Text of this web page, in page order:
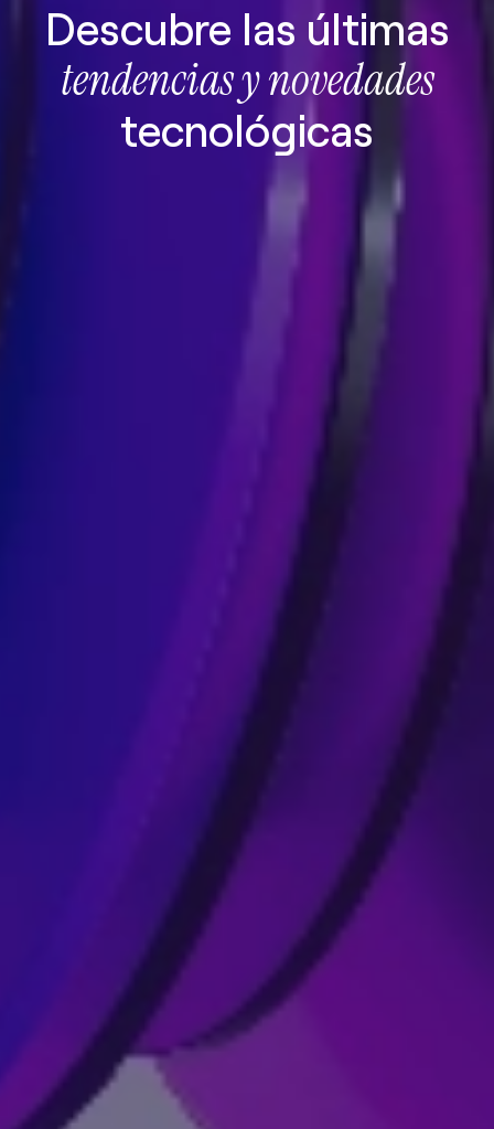
Descubre las últimas
tendencias y novedades
tecnológicas